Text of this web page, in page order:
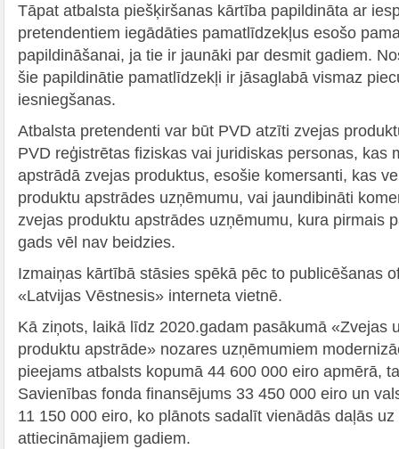
Tāpat atbalsta piešķiršanas kārtība papildināta ar
pretendentiem iegādāties pamatlīdzekļus esošo
papildināšanai, ja tie ir jaunāki par desmit gadiem.
šie papildinātie pamatlīdzekļi ir jāsaglabā vismaz
iesniegšanas.
Atbalsta pretendenti var būt PVD atzīti zvejas
PVD reģistrētas fiziskas vai juridiskas personas, kas
apstrādā zvejas produktus, esošie komersanti, kas
produktu apstrādes uzņēmumu, vai jaundibināti
zvejas produktu apstrādes uzņēmumu, kura pirmais
gads vēl nav beidzies.
Izmaiņas kārtībā stāsies spēkā pēc to publicēšanas
«Latvijas Vēstnesis» interneta vietnē.
Kā ziņots, laikā līdz 2020.gadam pasākumā «Zvejas
produktu apstrāde» nozares uzņēmumiem
pieejams atbalsts kopumā 44 600 000 eiro apmērā,
Savienības fonda finansējums 33 450 000 eiro un
11 150 000 eiro, ko plānots sadalīt vienādās daļās
attiecināmajiem gadiem.